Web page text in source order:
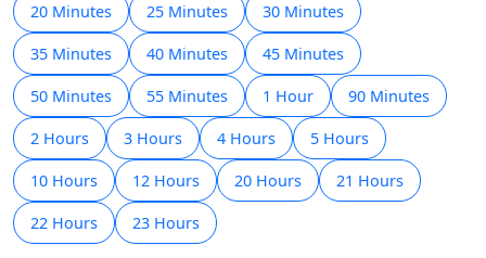
20 Minutes 25 Minutes 30 Minutes
35 Minutes 40 Minutes 45 Minutes
50 Minutes 55 Minutes 1 Hour 90 Minutes
2 Hours 3 Hours 4 Hours 5 Hours
10 Hours 12 Hours 20 Hours 21 Hours
22 Hours 23 Hours